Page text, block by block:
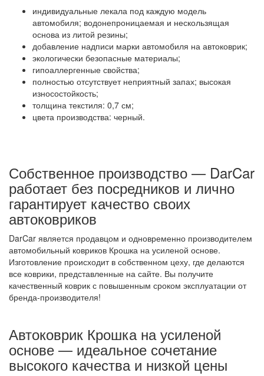
индивидуальные лекала под каждую модель
автомобиля; водонепроницаемая и нескользящая
основа из литой резины;
добавление надписи марки автомобиля на автоковрик;
экологически безопасные материалы;
гипоаллергенные свойства;
полностью отсутствует неприятный запах; высокая
износостойкость;
толщина текстиля: 0,7 см;
цвета производства: черный.
Собственное производство — DarCar
работает без посредников и лично
гарантирует качество своих
автоковриков
DarCar является продавцом и одновременно производителем
автомобильный ковриков Крошка на усиленой основе.
Изготовление происходит в собственном цеху, где делаются
все коврики, представленные на сайте. Вы получите
качественный коврик с повышенным сроком эксплуатации от
бренда-производителя!
Автоковрик Крошка на усиленой
основе — идеальное сочетание
высокого качества и низкой цены